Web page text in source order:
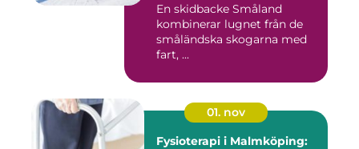
En skidbacke Småland
kombinerar lugnet från de
småländska skogarna med
fart, ...
01. nov
Fysioterapi i Malmköping: